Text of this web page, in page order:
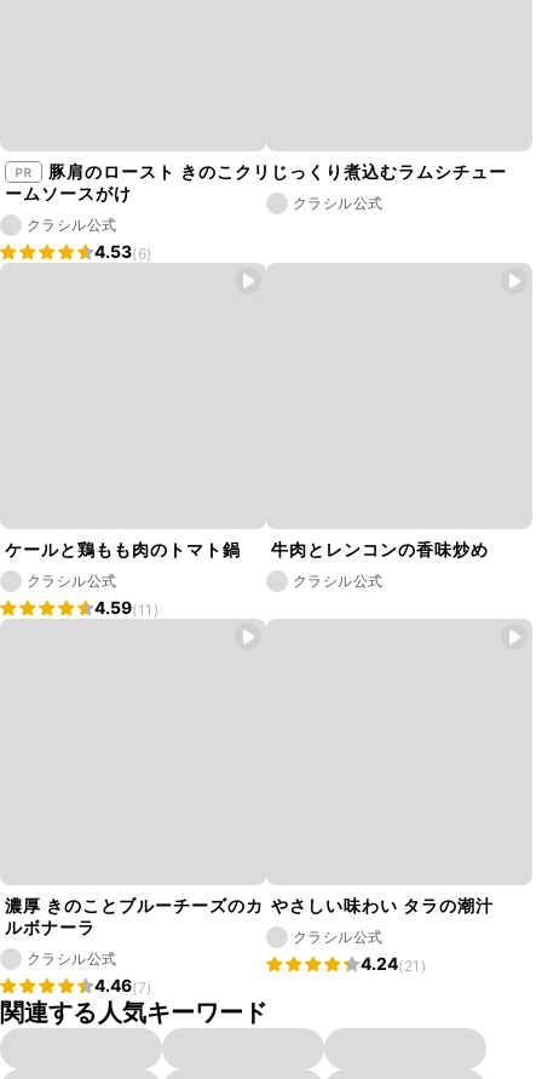
ームソースがけ
クラシル公式
4.53(6)
じっくり煮込むラムシチュー
クラシル公式
ケールと鶏もも肉のトマト鍋
クラシル公式
4.59(11)
牛肉とレンコンの香味炒め
クラシル公式
濃厚 きのことブルーチーズのカ
ルボナーラ
クラシル公式
4.46(7)
やさしい味わい タラの潮汁
クラシル公式
4.24(21)
関連する人気キーワード